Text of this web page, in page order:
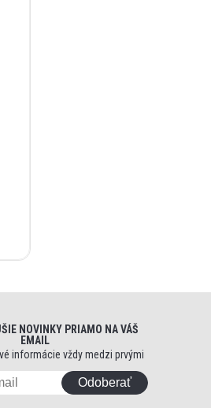
NOVINKY PRIAMO NA VÁŠ
EMAIL
informácie vždy medzi prvými
Odoberať